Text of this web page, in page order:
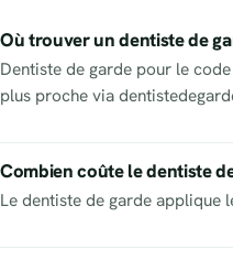
Où trouver un dentiste de
Dentiste de garde pour le
plus proche via
Combien coûte le dentiste
Le dentiste de garde applique